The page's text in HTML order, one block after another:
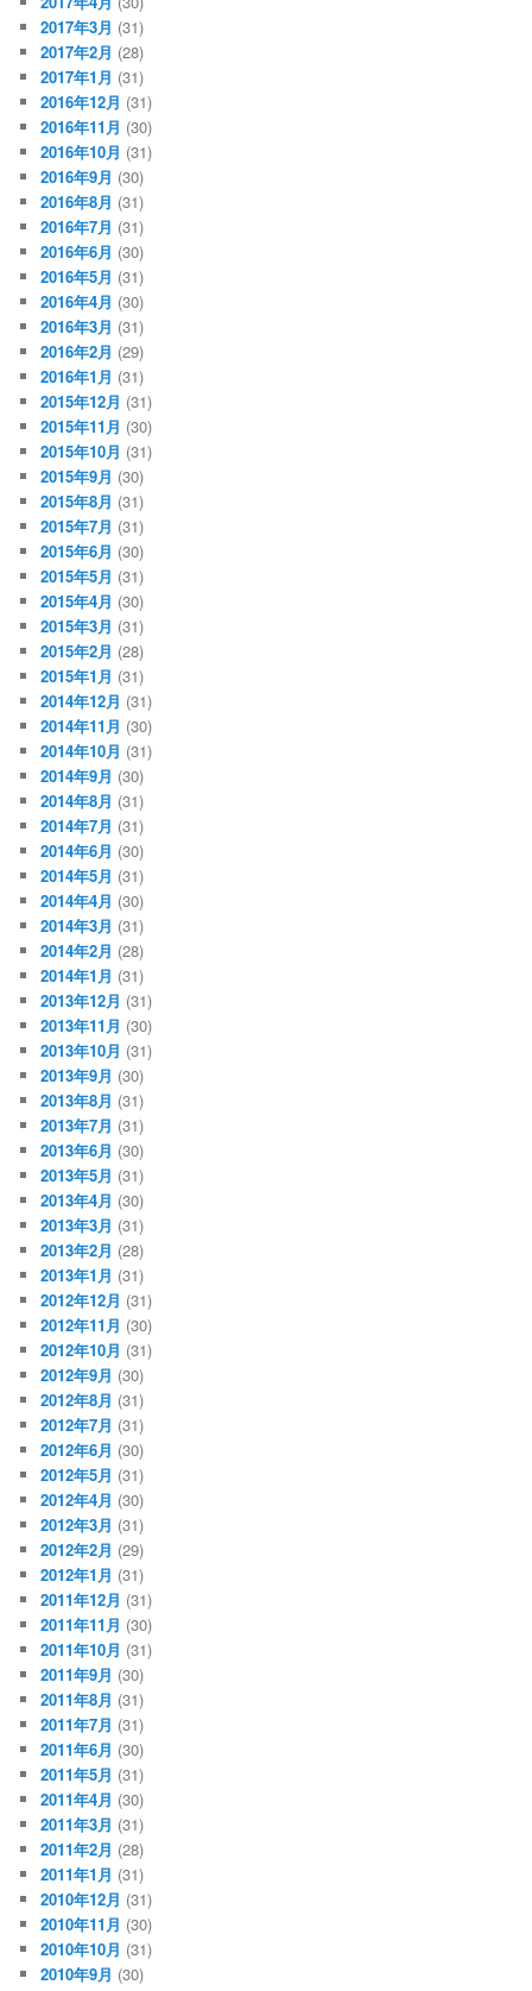
2017年3月 (31)
2017年2月 (28)
2017年1月 (31)
2016年12月 (31)
2016年11月 (30)
2016年10月 (31)
2016年9月 (30)
2016年8月 (31)
2016年7月 (31)
2016年6月 (30)
2016年5月 (31)
2016年4月 (30)
2016年3月 (31)
2016年2月 (29)
2016年1月 (31)
2015年12月 (31)
2015年11月 (30)
2015年10月 (31)
2015年9月 (30)
2015年8月 (31)
2015年7月 (31)
2015年6月 (30)
2015年5月 (31)
2015年4月 (30)
2015年3月 (31)
2015年2月 (28)
2015年1月 (31)
2014年12月 (31)
2014年11月 (30)
2014年10月 (31)
2014年9月 (30)
2014年8月 (31)
2014年7月 (31)
2014年6月 (30)
2014年5月 (31)
2014年4月 (30)
2014年3月 (31)
2014年2月 (28)
2014年1月 (31)
2013年12月 (31)
2013年11月 (30)
2013年10月 (31)
2013年9月 (30)
2013年8月 (31)
2013年7月 (31)
2013年6月 (30)
2013年5月 (31)
2013年4月 (30)
2013年3月 (31)
2013年2月 (28)
2013年1月 (31)
2012年12月 (31)
2012年11月 (30)
2012年10月 (31)
2012年9月 (30)
2012年8月 (31)
2012年7月 (31)
2012年6月 (30)
2012年5月 (31)
2012年4月 (30)
2012年3月 (31)
2012年2月 (29)
2012年1月 (31)
2011年12月 (31)
2011年11月 (30)
2011年10月 (31)
2011年9月 (30)
2011年8月 (31)
2011年7月 (31)
2011年6月 (30)
2011年5月 (31)
2011年4月 (30)
2011年3月 (31)
2011年2月 (28)
2011年1月 (31)
2010年12月 (31)
2010年11月 (30)
2010年10月 (31)
2010年9月 (30)